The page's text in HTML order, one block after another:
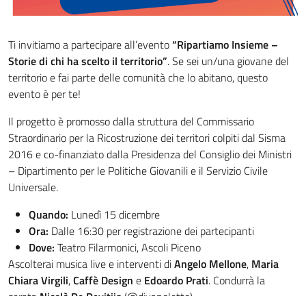
Ti invitiamo a partecipare all’evento“Ripartiamo Insieme –
Storie di chi ha scelto il territorio”. Se sei un/una giovane del
territorio e fai parte delle comunità che lo abitano, questo
evento è per te!
Il progetto è promosso dalla struttura del Commissario
Straordinario per la Ricostruzione dei territori colpiti dal Sisma
2016 e co-finanziato dalla Presidenza del Consiglio dei Ministri
– Dipartimento per le Politiche Giovanili e il Servizio Civile
Universale.
Quando: Lunedì 15 dicembre
Ora: Dalle 16:30 per registrazione dei partecipanti
Dove: Teatro Filarmonici, Ascoli Piceno
Ascolterai musica live e interventi diAngelo Mellone, Maria
Chiara Virgili,Caffè Design e Edoardo Prati. Condurrà la